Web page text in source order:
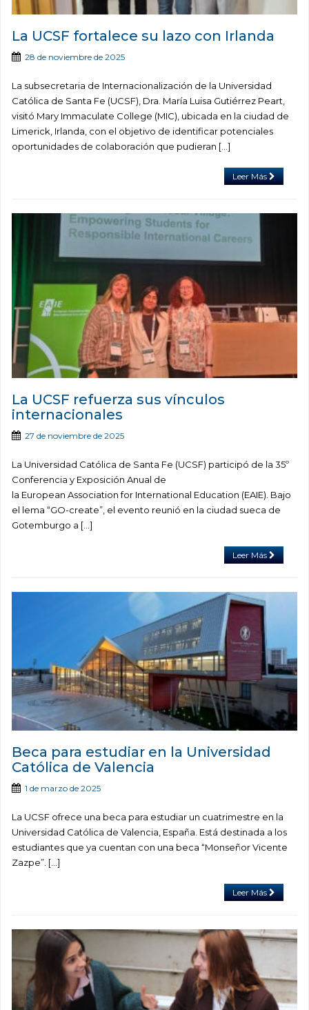
La UCSF fortalece su lazo con Irlanda
28 de noviembre de 2025
La subsecretaria de Internacionalización de la Universidad
Católica de Santa Fe (UCSF), Dra. María Luisa Gutiérrez Peart,
visitó Mary Immaculate College (MIC), ubicada en la ciudad de
Limerick, Irlanda, con el objetivo de identificar potenciales
oportunidades de colaboración que pudieran […]
Leer Más
La UCSF refuerza sus vínculos
internacionales
27 de noviembre de 2025
La Universidad Católica de Santa Fe (UCSF) participó de la 35º
Conferencia y Exposición Anual de
la European Association for International Education (EAIE). Bajo
el lema “GO-create”, el evento reunió en la ciudad sueca de
Gotemburgo a […]
Leer Más
Beca para estudiar en la Universidad
Católica de Valencia
1 de marzo de 2025
La UCSF ofrece una beca para estudiar un cuatrimestre en la
Universidad Católica de Valencia, España. Está destinada a los
estudiantes que ya cuentan con una beca “Monseñor Vicente
Zazpe”. […]
Leer Más